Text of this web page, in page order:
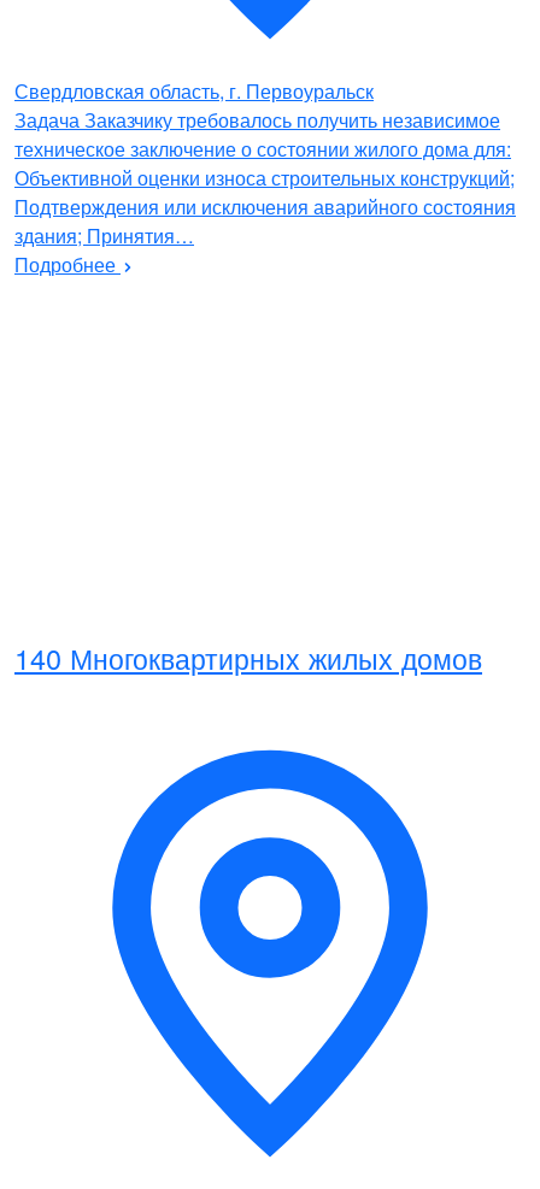
Свердловская область, г. Первоуральск
Задача Заказчику требовалось получить независимое
техническое заключение о состоянии жилого дома для:
Объективной оценки износа строительных конструкций;
Подтверждения или исключения аварийного состояния
здания; Принятия…
Подробнее
140 Многоквартирных жилых домов